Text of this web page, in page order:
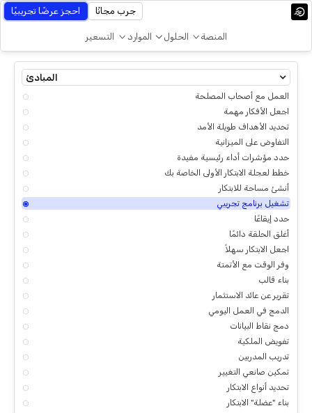
المنصة الحلول الموارد التسعير
جرب مجانًا احجز عرضًا تجريبيًا
المبادئ
العمل مع أصحاب المصلحة
اجعل الأفكار مهمة
تحديد الأهداف طويلة الأمد
التفاوض على الميزانية
حدد مؤشرات أداء رئيسية مفيدة
خطط لعجلة الابتكار الأولى الخاصة بك
أنشئ مساحة للابتكار
تشغيل برنامج تجريبي
حدد إيقاعًا
أغلق الحلقة دائمًا
اجعل الابتكار سهلاً
وفر الوقت مع الأتمتة
بناء قالب
تقرير عن عائد الاستثمار
الدمج في العمل اليومي
دمج نقاط البيانات
تفويض الملكية
تدريب المدربين
تمكين صانعي التغيير
تحديد أنواع الابتكار
بناء "عضلة" الابتكار